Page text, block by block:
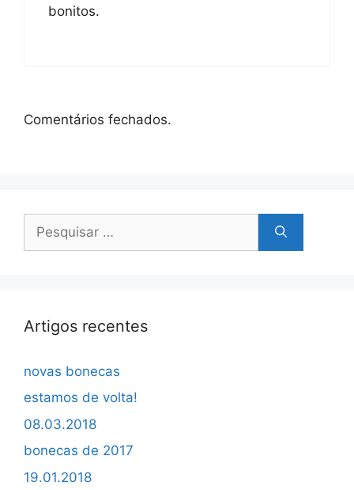
bonitos.
Comentários fechados.
por:
Artigos recentes
novas bonecas
estamos de volta!
08.03.2018
bonecas de 2017
19.01.2018